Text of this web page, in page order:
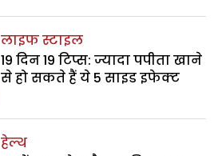
लाइफ स्टाइल
19 दिन 19 टिप्स: ज्यादा पपीता खाने
से हो सकते हैं ये 5 साइड इफेक्‍ट
हेल्थ